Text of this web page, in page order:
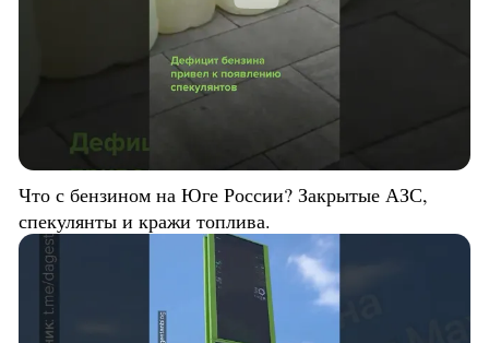
Что с бензином на Юге России? Закрытые АЗС,
спекулянты и кражи топлива.